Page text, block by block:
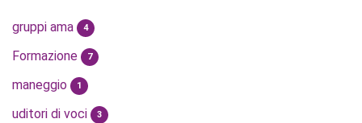
gruppi ama 4
Formazione 7
maneggio 1
uditori di voci 3